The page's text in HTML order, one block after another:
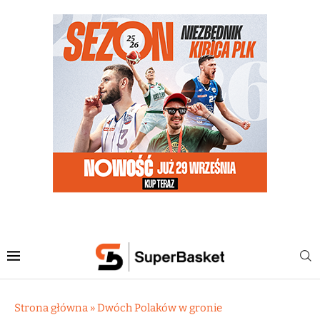
Strona główna »Dwóch Polaków w gronie